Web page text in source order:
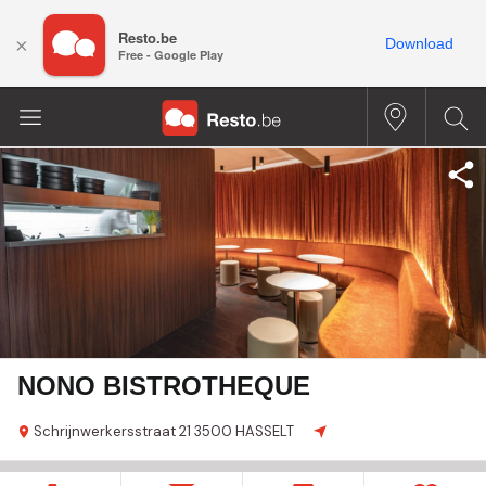
NONO BISTROTHEQUE
Schrijnwerkersstraat21 3500 HASSELT
× Resto.be
Free - Google Play
Download